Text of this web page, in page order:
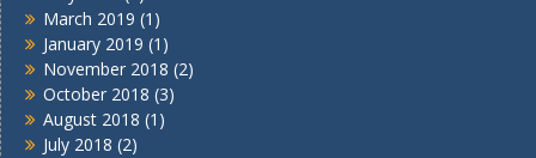
March 2019 (1)
January 2019 (1)
November 2018 (2)
October 2018 (3)
August 2018 (1)
July 2018 (2)